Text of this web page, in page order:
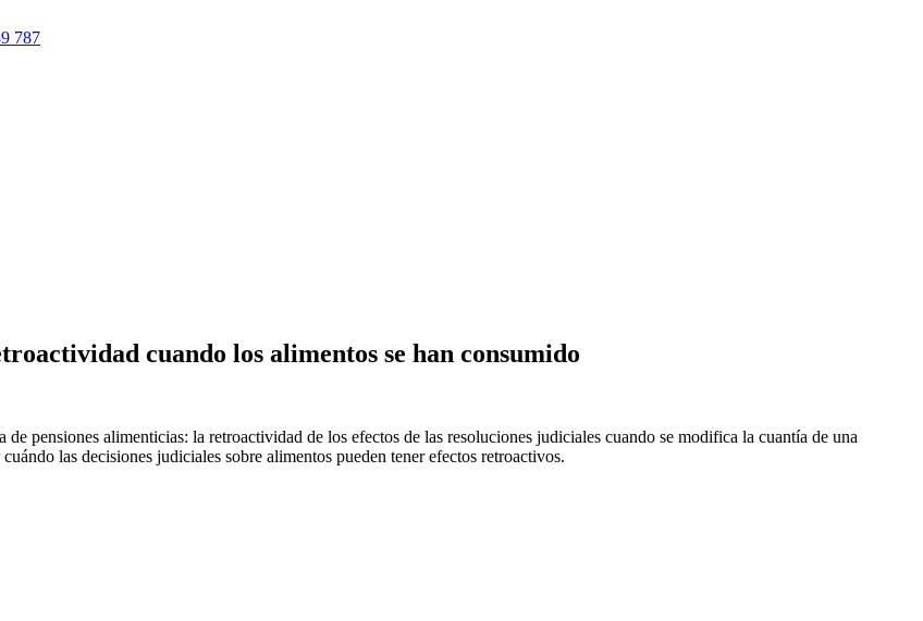
787
cuando los alimentos se han consumido
pensiones alimenticias: la retroactividad de los efectos de las resoluciones judiciales cuando se modifica la cuantía de una
las decisiones judiciales sobre alimentos pueden tener efectos retroactivos.